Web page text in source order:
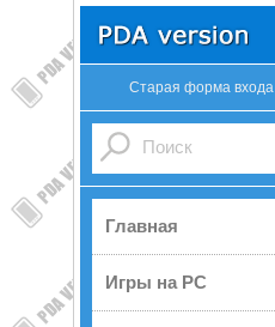
Старая форма входа
Главная
Игры на PC